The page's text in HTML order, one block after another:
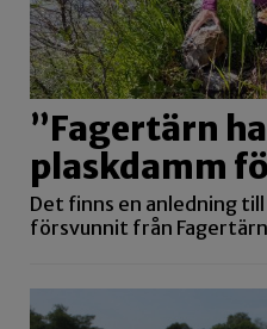
”Fagertärn
plaskdamm
Det finns en anledning
försvunnit från